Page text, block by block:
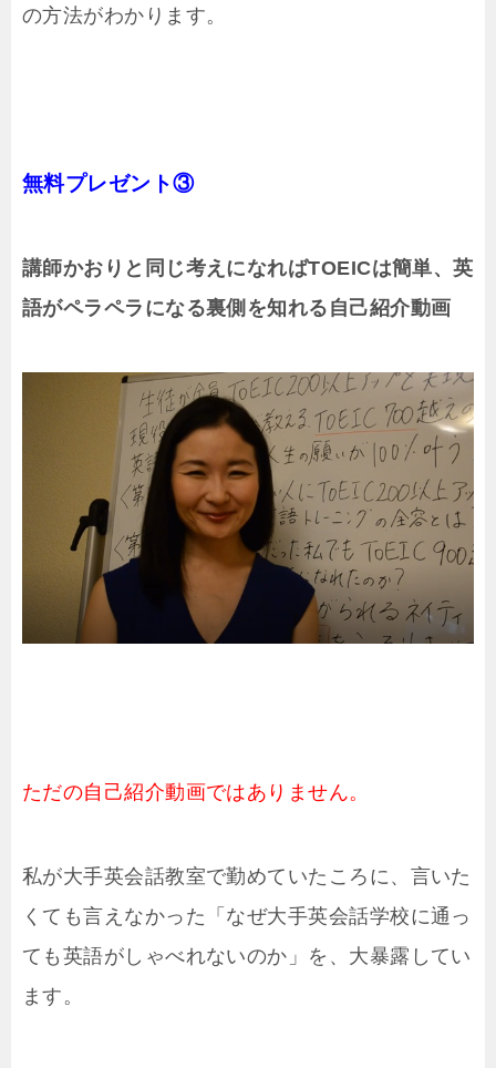
の方法がわかります。
無料プレゼント③
講師かおりと同じ考えになればTOEICは簡単、英
語がペラペラになる裏側を知れる自己紹介動画
ただの自己紹介動画ではありません。
私が大手英会話教室で勤めていたころに、言いた
くても言えなかった「なぜ大手英会話学校に通っ
ても英語がしゃべれないのか」を、大暴露してい
ます。